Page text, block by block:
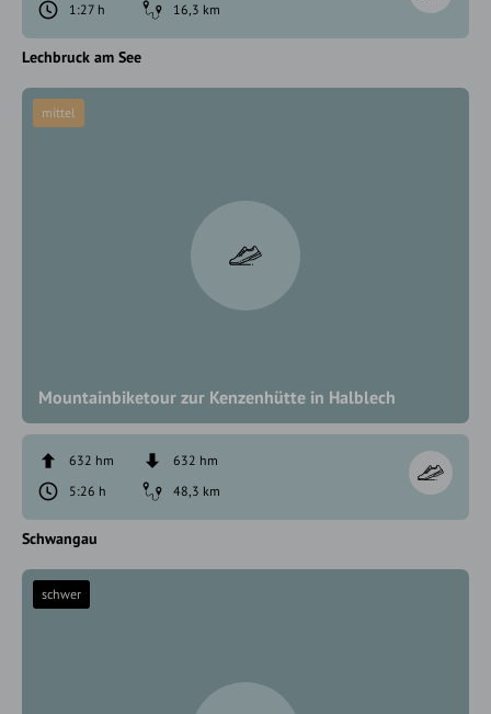
1:27 h
16,3 km
Lechbruck am See
Mountainbiketour zur Kenzenhütte in Halblech
mittel
632 hm
632 hm
5:26 h
48,3 km
Schwangau
schwer